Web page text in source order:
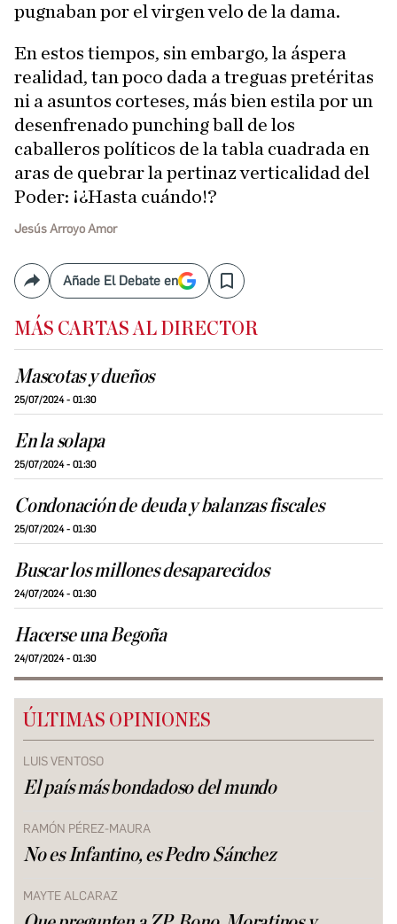
pugnaban por el virgen velo de la dama.
En estos tiempos, sin embargo, la áspera
realidad, tan poco dada a treguas pretéritas
ni a asuntos corteses, más bien estila por un
desenfrenado punching ball de los
caballeros políticos de la tabla cuadrada en
aras de quebrar la pertinaz verticalidad del
Poder: ¡¿Hasta cuándo!?
Jesús Arroyo Amor
CompartirAñade El Debate en Save
MÁS CARTAS AL DIRECTOR
Mascotas y dueños
25/07/2024 - 01:30
En la solapa
25/07/2024 - 01:30
Condonación de deuda y balanzas fiscales
25/07/2024 - 01:30
Buscar los millones desaparecidos
24/07/2024 - 01:30
Hacerse una Begoña
24/07/2024 - 01:30
ÚLTIMAS OPINIONES
LUIS VENTOSO
El país más bondadoso del mundo
RAMÓN PÉREZ-MAURA
No es Infantino, es Pedro Sánchez
MAYTE ALCARAZ